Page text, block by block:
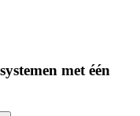
met één